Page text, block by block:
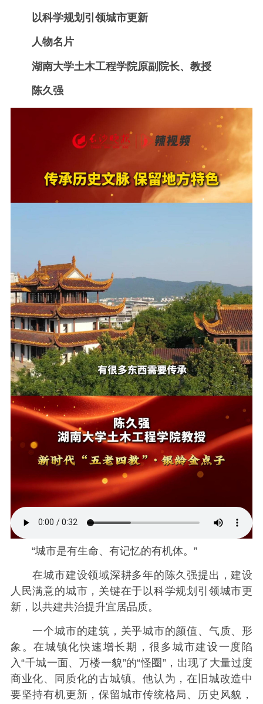
以科学规划引领城市更新
人物名片
湖南大学土木工程学院原副院长、教授
陈久强
“城市是有生命、有记忆的有机体。”
在城市建设领域深耕多年的陈久强提出，建设
人民满意的城市，关键在于以科学规划引领城市更
新，以共建共治提升宜居品质。
一个城市的建筑，关乎城市的颜值、气质、形
象。在城镇化快速增长期，很多城市建设一度陷
入“千城一面、万楼一貌”的“怪圈”，出现了大量过度
商业化、同质化的古城镇。他认为，在旧城改造中
要坚持有机更新，保留城市传统格局、历史风貌，